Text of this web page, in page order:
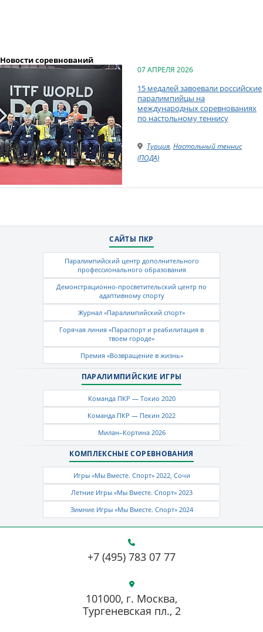
Новости соревнований
07 АПРЕЛЯ 2026
15 медалей завоевали российские
паралимпийцы на
международных соревнованиях
по настольному теннису
Турция, Настольный теннис
(ПОДА)
САЙТЫ ПКР
Паралимпийский центр дополнительного
профессионального образования
Демонстрационно-просветительский центр по
адаптивному спорту
Журнал «Паралимпийский спорт»
Горячая линия «Параспорт и реабилитация в
твоем городе»
Премия «Возвращение в жизнь»
ПАРАЛИМПИЙСКИЕ ИГРЫ
Команда ПКР — Токио 2020
Команда ПКР — Пекин 2022
Милан–Кортина 2026
КОМПЛЕКСНЫЕ СОРЕВНОВАНИЯ
Игры «Мы Вместе. Спорт» 2022, Сочи
Летние Игры «Мы Вместе. Спорт» 2023
Зимние Игры «Мы Вместе. Спорт» 2024
+7 (495) 783 07 77
101000, г. Москва,
Тургеневская пл., 2